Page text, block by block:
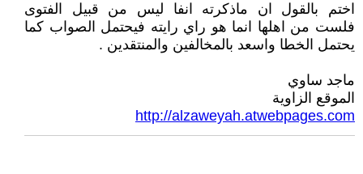
اختم بالقول ان ماذكرته انفا ليس من قبيل الفتوى
فلست من اهلها انما هو راي رايته فيحتمل الصواب كما
يحتمل الخطا واسعد بالمخالفين والمنتقدين .
ماجد ساوي
الموقع الزاوية
http://alzaweyah.atwebpages.com